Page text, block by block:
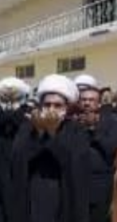
袭计划面临